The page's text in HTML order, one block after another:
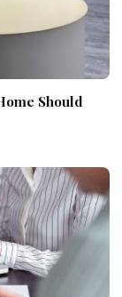
Should